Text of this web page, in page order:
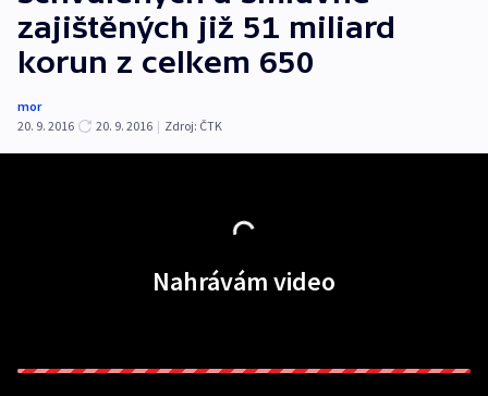
zajištěných již 51 miliard
korun z celkem 650
mor
20. 9. 2016
20. 9. 2016 | Zdroj: ČTK
Nahrávám video